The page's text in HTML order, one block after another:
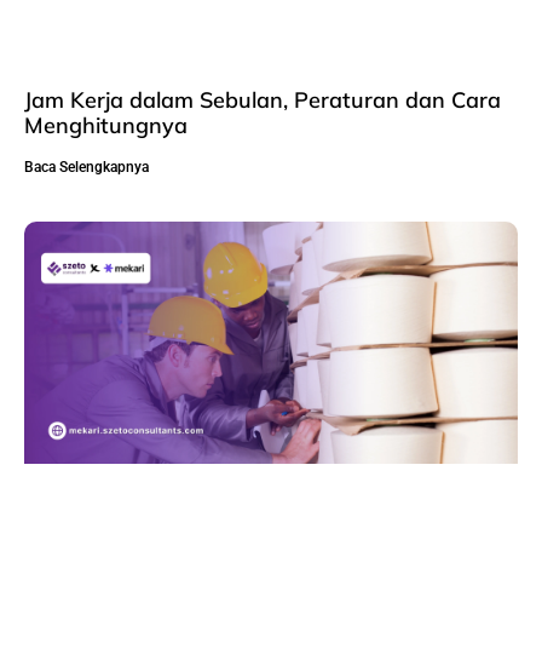
Jam Kerja dalam Sebulan, Peraturan dan Cara
Menghitungnya
Baca Selengkapnya